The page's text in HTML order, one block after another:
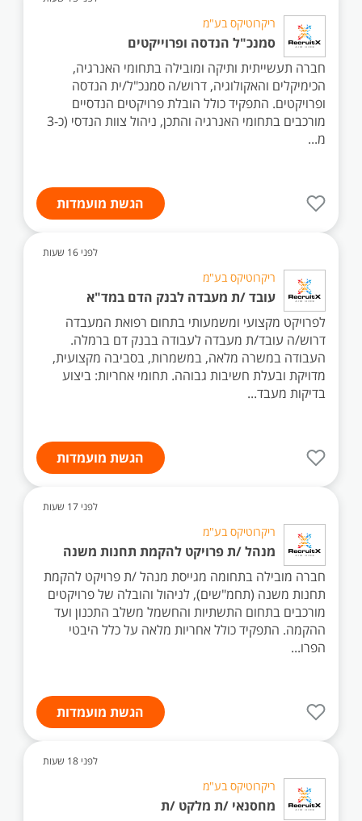
ריקרוטיקס בע"מ
סמנכ"ל הנדסה ופרוייקטים
חברה תעשייתית ותיקה ומובילה בתחומי האנרגיה,
הכימיקלים והאקולוגיה, דרוש/ה סמנכ"ל/ית הנדסה
ופרויקטים. התפקיד כולל הובלת פרויקטים הנדסיים
מורכבים בתחומי האנרגיה והתכן, ניהול צוות הנדסי (כ-3
מ...
הגשת מועמדות
לפני 16 שעות
ריקרוטיקס בע"מ
עובד /ת מעבדה לבנק הדם במד"א
לפרויקט מקצועי ומשמעותי בתחום רפואת המעבדה
דרוש/ה עובד/ת מעבדה לעבודה בבנק דם ברמלה.
העבודה במשרה מלאה, במשמרות, בסביבה מקצועית,
מדויקת ובעלת חשיבות גבוהה. תחומי אחריות: ביצוע
בדיקות מעבד...
הגשת מועמדות
לפני 17 שעות
ריקרוטיקס בע"מ
מנהל /ת פרויקט להקמת תחנות משנה
חברה מובילה בתחומה מגייסת מנהל /ת פרויקט להקמת
תחנות משנה (תחמ"שים), לניהול והובלה של פרויקטים
מורכבים בתחום התשתיות והחשמל משלב התכנון ועד
ההקמה. התפקיד כולל אחריות מלאה על כלל היבטי
הפרו...
הגשת מועמדות
לפני 18 שעות
ריקרוטיקס בע"מ
מחסנאי /ת מלקט /ת